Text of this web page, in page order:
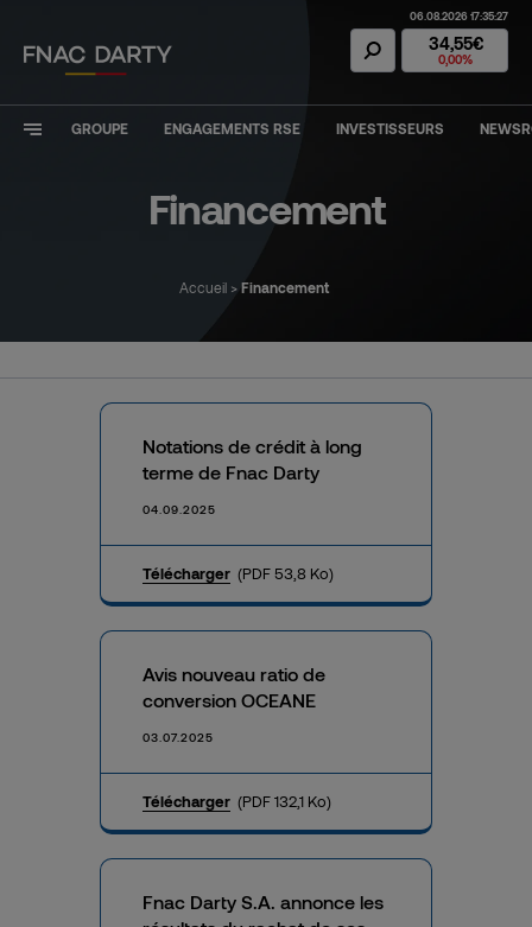
Action Fnac
06.08.2026 17:35:27
34,55€
0,00%
GROUPE ENGAGEMENTS RSE INVESTISSEURS
Financement
Accueil > Financement
Notations de crédit à long
terme de Fnac Darty
04.09.2025
Télécharger (PDF 53,8 Ko)
Avis nouveau ratio de
conversion OCEANE
03.07.2025
Télécharger (PDF 132,1 Ko)
Fnac Darty S.A. annonce les